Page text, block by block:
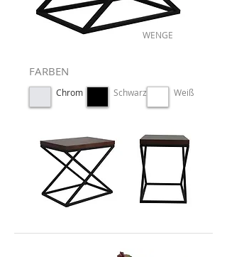
WENGE
FARBEN
Chrom Schwarz Weiß